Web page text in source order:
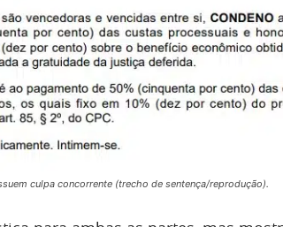
culpa concorrente (trecho de sentença/reprodução).